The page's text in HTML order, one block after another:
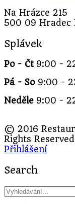
Na Hrázce 215
500 09 Hradec
Splávek
Po - Čt9:00 -
Pá - So 9:00 -
Neděle 9:00 -
© 2016
Rights
Přihlášení
Search